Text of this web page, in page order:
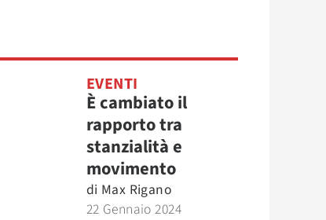
EVENTI
È cambiato il
rapporto tra
stanzialità e
movimento
di Max Rigano
22 Gennaio 2024